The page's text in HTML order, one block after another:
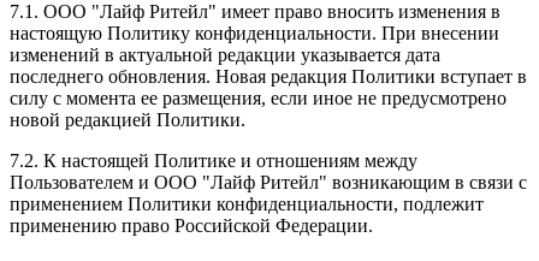
7.1. ООО "Лайф Ритейл" имеет право вносить изменения в
настоящую Политику конфиденциальности. При внесении
изменений в актуальной редакции указывается дата
последнего обновления. Новая редакция Политики вступает в
силу с момента ее размещения, если иное не предусмотрено
новой редакцией Политики.
7.2. К настоящей Политике и отношениям между
Пользователем и ООО "Лайф Ритейл" возникающим в связи с
применением Политики конфиденциальности, подлежит
применению право Российской Федерации.